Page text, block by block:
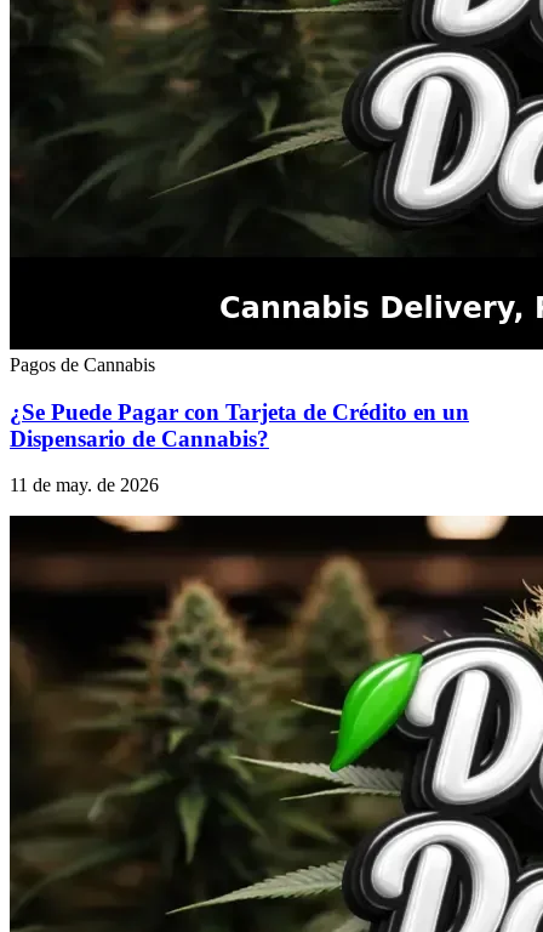
Pagos de Cannabis
¿Se Puede Pagar con Tarjeta de Crédito en un
Dispensario de Cannabis?
11 de may. de 2026